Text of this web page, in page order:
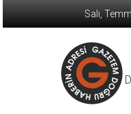
Salı,